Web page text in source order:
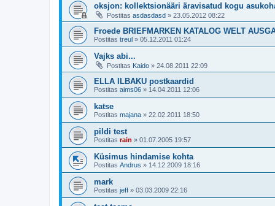
oksjon: kollektsionääri äravisatud kogu
Postitas asdasdasd » 23.05.2012 08:22
Froede BRIEFMARKEN KATALOG WELT
Postitas treul » 05.12.2011 01:24
Vajks abi...
Postitas Kaido » 24.08.2011 22:09
ELLA ILBAKU postkaardid
Postitas aims06 » 14.04.2011 12:06
katse
Postitas majana » 22.02.2011 18:50
pildi test
Postitas rain » 01.07.2005 19:57
Küsimus hindamise kohta
Postitas Andrus » 14.12.2009 18:16
mark
Postitas jeff » 03.03.2009 22:16